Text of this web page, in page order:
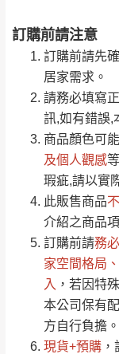
訂購前請注意
訂購前請先
居家需求。
請務必填寫
訊,如有錯誤,
商品顏色可
及個人觀感
瑕疵,請以實
此販售商品
介紹之商品
訂購前請務
家空間格局、
入 ，若因特
本公司保有
方自行負擔。
現貨+預購
運送地區
桃園
新竹
注意事項：
由於品
要購買
Line客
「金額
若商品價格
單。部分網路
見諒！
接單後
電話聯
（線上客
下單前
現貨我
（洽詢
0/5 (0)筆
全部 依
依評論低至高
只顯示附上評